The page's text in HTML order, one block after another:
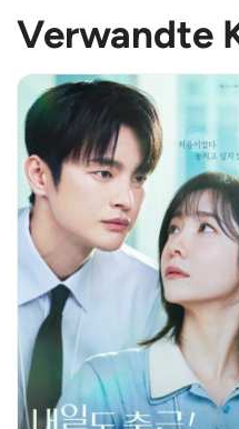
Verwandte